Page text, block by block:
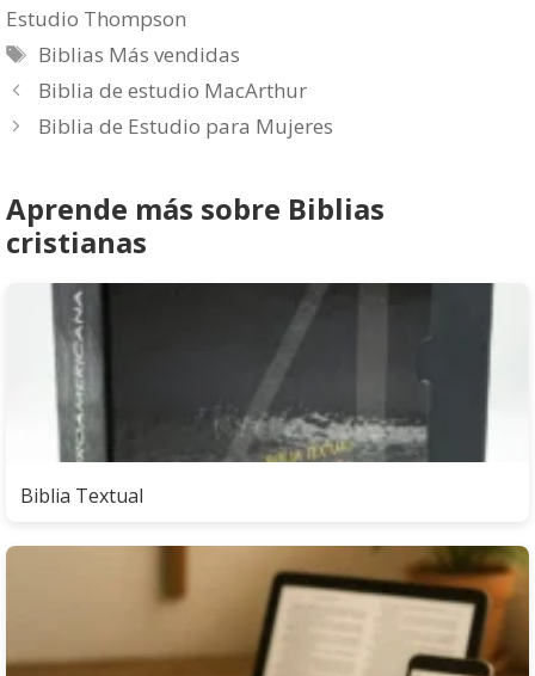
Estudio Thompson
Etiquetas
Biblias Más vendidas
Biblia de estudio MacArthur
Biblia de Estudio para Mujeres
Aprende más sobre Biblias
cristianas
Biblia Textual